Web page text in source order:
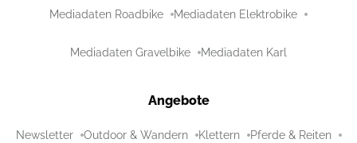
Mediadaten Roadbike Mediadaten Elektrobike
Mediadaten Gravelbike Mediadaten Karl
Angebote
Newsletter Outdoor & Wandern Klettern Pferde & Reiten